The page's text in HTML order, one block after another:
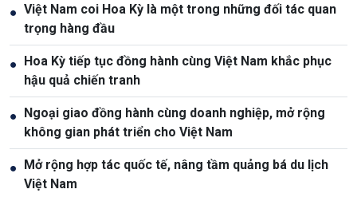
● Việt Nam coi Hoa Kỳ là một trong những đối tác quan
trọng hàng đầu
● Hoa Kỳ tiếp tục đồng hành cùng Việt Nam khắc phục
hậu quả chiến tranh
● Ngoại giao đồng hành cùng doanh nghiệp, mở rộng
không gian phát triển cho Việt Nam
● Mở rộng hợp tác quốc tế, nâng tầm quảng bá du lịch
Việt Nam